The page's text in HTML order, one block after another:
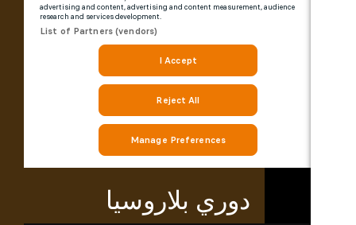
دوري بلاروسيا